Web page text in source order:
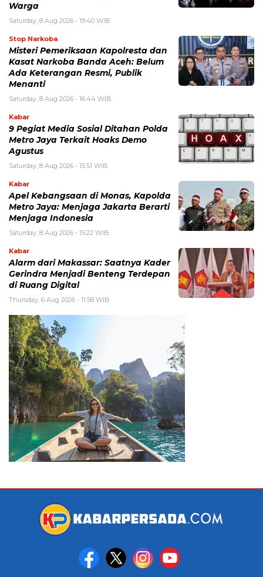
Warga
Saturday, 8 Aug 2026 - 19:40 WIB
Stop Narkoba
Misteri Pemeriksaan Kapolresta dan
Kasat Narkoba Banda Aceh: Belum
Ada Keterangan Resmi, Publik
Menanti
Saturday, 8 Aug 2026 - 16:44 WIB
Kabar
9 Pegiat Media Sosial Ditahan Polda
Metro Jaya Terkait Hoaks Demo
Agustus
Saturday, 8 Aug 2026 - 15:51 WIB
Kabar
Apel Kebangsaan di Monas, Kapolda
Metro Jaya: Menjaga Jakarta Berarti
Menjaga Indonesia
Saturday, 8 Aug 2026 - 15:22 WIB
Kabar
Alarm dari Makassar: Saatnya Kader
Gerindra Menjadi Benteng Terdepan
di Ruang Digital
Thursday, 6 Aug 2026 - 11:58 WIB